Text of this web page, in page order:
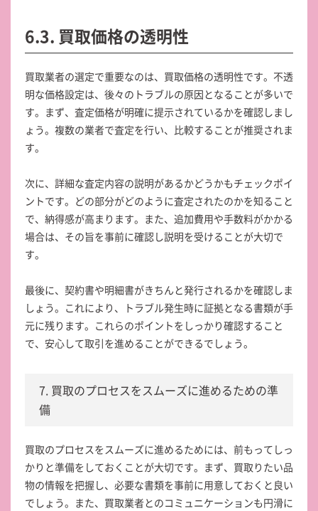
6.3. 買取価格の透明性
買取業者の選定で重要なのは、買取価格の透明性です。不透
明な価格設定は、後々のトラブルの原因となることが多いで
す。まず、査定価格が明確に提示されているかを確認しまし
ょう。複数の業者で査定を行い、比較することが推奨されま
す。
次に、詳細な査定内容の説明があるかどうかもチェックポイ
ントです。どの部分がどのように査定されたのかを知ること
で、納得感が高まります。また、追加費用や手数料がかかる
場合は、その旨を事前に確認し説明を受けることが大切で
す。
最後に、契約書や明細書がきちんと発行されるかを確認しま
しょう。これにより、トラブル発生時に証拠となる書類が手
元に残ります。これらのポイントをしっかり確認すること
で、安心して取引を進めることができるでしょう。
7. 買取のプロセスをスムーズに進めるための準
備
買取のプロセスをスムーズに進めるためには、前もってしっ
かりと準備をしておくことが大切です。まず、買取りたい品
物の情報を把握し、必要な書類を事前に用意しておくと良い
でしょう。また、買取業者とのコミュニケーションも円滑に